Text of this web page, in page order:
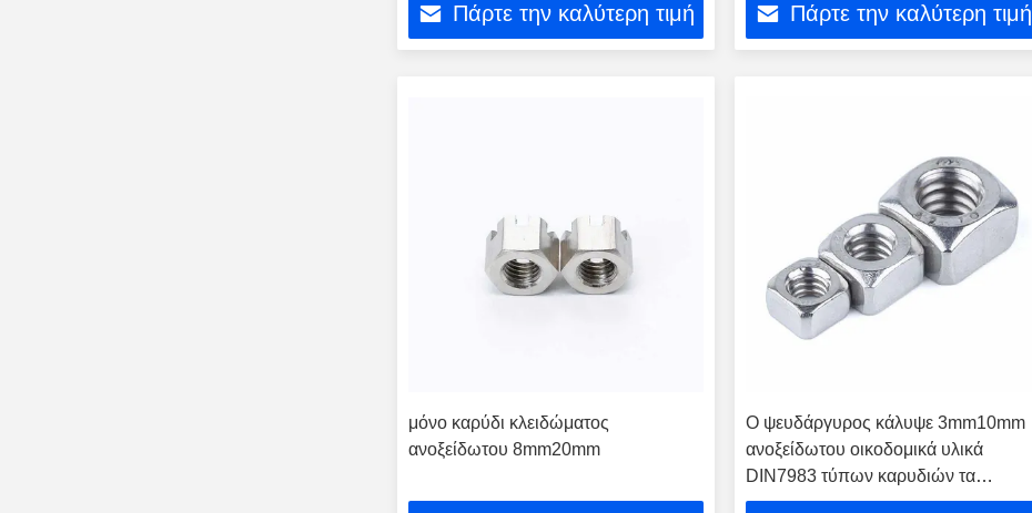
Πάρτε την καλύτερη τιμή Πάρτε την καλύτερη τιμή
μόνο καρύδι κλειδώματος
ανοξείδωτου 8mm20mm
Ο ψευδάργυρος κάλυψε 3mm10mm
ανοξείδωτου οικοδομικά υλικά
DIN7983 τύπων καρυδιών τα
τετραγωνικά